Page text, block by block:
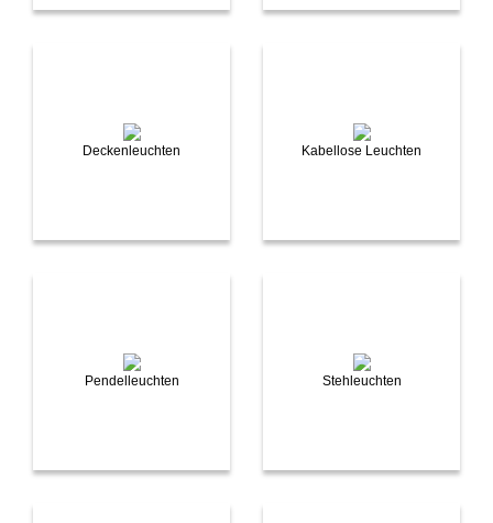
Deckenleuchten Kabellose Leuchten
Pendelleuchten Stehleuchten